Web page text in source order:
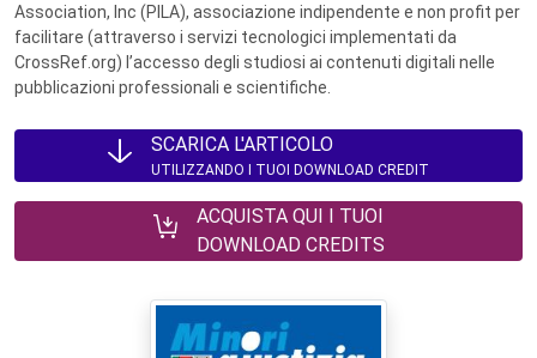
Association, Inc (PILA), associazione indipendente e non profit per
facilitare (attraverso i servizi tecnologici implementati da
CrossRef.org) l’accesso degli studiosi ai contenuti digitali nelle
pubblicazioni professionali e scientifiche.
SCARICA L'ARTICOLO
UTILIZZANDO I TUOI DOWNLOAD CREDIT
ACQUISTA QUI I TUOI
DOWNLOAD CREDITS